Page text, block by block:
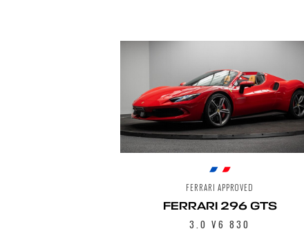
FERRARI APPROVED
FERRARI 296 GTS
3.0 V6 830